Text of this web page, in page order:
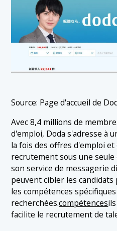
Source: Page d'accueil de
Avec 8,4 millions de
d'emploi, Doda s'adresse à
la fois des offres d'emploi et
recrutement sous une seule
son service de messagerie
peuvent cibler les
les compétences spécifiques
recherchées.compétences
facilite le recrutement de